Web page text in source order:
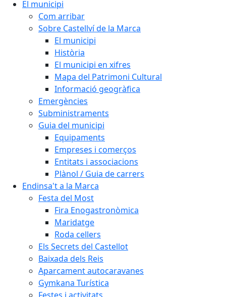
El municipi
Com arribar
Sobre Castellví de la Marca
El municipi
Història
El municipi en xifres
Mapa del Patrimoni Cultural
Informació geogràfica
Emergències
Subministraments
Guia del municipi
Equipaments
Empreses i comerços
Entitats i associacions
Plànol / Guia de carrers
Endinsa't a la Marca
Festa del Most
Fira Enogastronòmica
Maridatge
Roda cellers
Els Secrets del Castellot
Baixada dels Reis
Aparcament autocaravanes
Gymkana Turística